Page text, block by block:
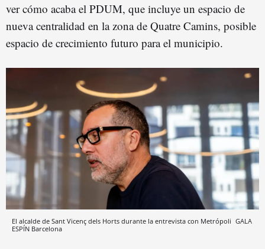
ver cómo acaba el PDUM, que incluye un espacio de
nueva centralidad en la zona de Quatre Camins, posible
espacio de crecimiento futuro para el municipio.
El alcalde de Sant Vicenç dels Horts durante la entrevista con Metrópoli GALA
ESPÍN Barcelona